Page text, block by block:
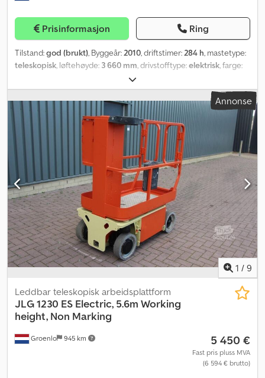
Prisinformasjon Ring
Tilstand:god (brukt), Byggeår:2010, driftstimer:284 h, mastetype:
teleskopisk, løftehøyde: 3 660 mm, drivstofftype:elektrisk, farge:
Annonse
1 / 9
Groenlo 945 km
Leddbar teleskopisk arbeidsplattform
JLG1230 ES Electric, 5.6m Working
height, Non Marking
5 450 €
Fast pris pluss MVA
(6 594 € brutto)